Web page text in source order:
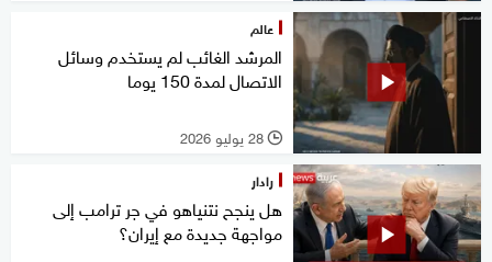
عالم
المرشد الغائب لم يستخدم وسائل
الاتصال لمدة 150 يوما
l 28 يوليو 2026
رادار
هل ينجح نتنياهو في جر ترامب إلى
مواجهة جديدة مع إيران؟